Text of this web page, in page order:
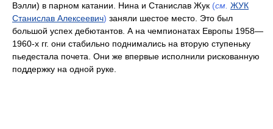
Вэлли) в парном катании. Нина и Станислав Жук (см. ЖУК
Станислав Алексеевич) заняли шестое место. Это был
большой успех дебютантов. А на чемпионатах Европы 1958—
1960-х гг. они стабильно поднимались на вторую ступеньку
пьедестала почета. Они же впервые исполнили рискованную
поддержку на одной руке.